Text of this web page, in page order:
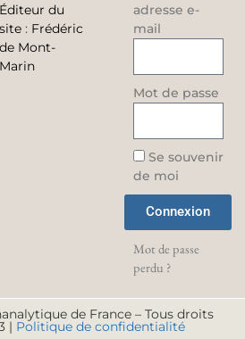
Éditeur du
site : Frédéric
de Mont-
Marin
adresse e-
mail
Mot de passe
Se souvenir
de moi
Connexion
Mot de passe
perdu ?
de France – Tous droits
| Politique de confidentialité